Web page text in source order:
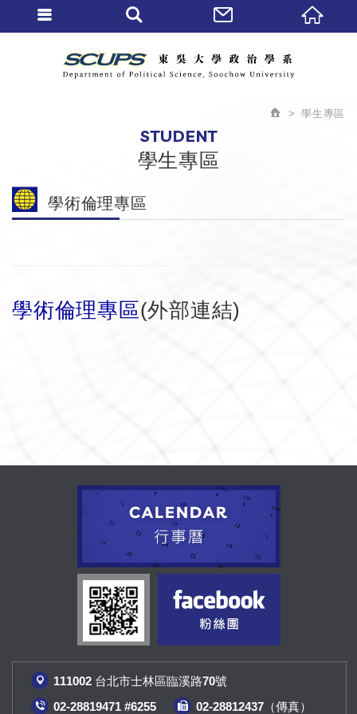
學生專區
STUDENT
學生專區
學術倫理專區
學術倫理專區(外部連結)
111002 台北市士林區臨溪路70號
02-28819471 #6255
02-28812437（傳真）